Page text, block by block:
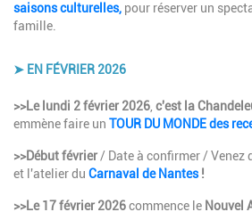
saisons culturelles, pour réserver un
famille.
➤ EN FÉVRIER 2026
Description
>>Le lundi 2 février 2026 c'est la
emmène faire un TOUR DU MONDE des
>>Début février / Date à confirmer / Venez
et l'atelier du Carnaval de Nantes!
>>Le 17 février 2026commence le Nouvel